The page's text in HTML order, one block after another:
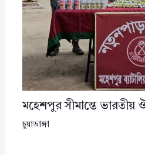
মহেশপুর সীমান্তে ভারতীয়
চুয়াডাঙ্গা